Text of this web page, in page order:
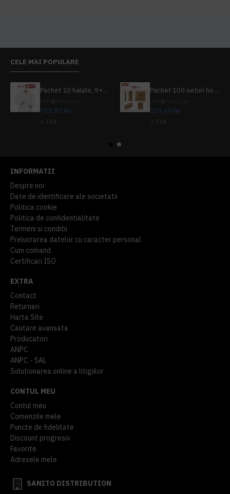
CELE MAI POPULARE
Pachet 10 halate, 9+1 gratuit
755,82 lei
+ TVA
Pachet 100 seturi hoteliere, set dentar, set barbierit, casca de dus, pila unghii, set cusut
533,69 lei
+ TVA
INFORMATII
Despre noi
Date de identificare ale societatii
Politica cookie
Politica de confidentialitate
Termeni si conditii
Prelucrarea datelor cu caracter personal
Cum comand
Certificari ISO
EXTRA
Contact
Returnari
Harta Site
Cautare avansata
Producatori
ANPC
ANPC - SAL
Solutionarea online a litigiilor
CONTUL MEU
Contul meu
Comenzile mele
Puncte de fidelitate
Discount progresiv
Favorite
Adresele mele
SANITO DISTRIBUTION